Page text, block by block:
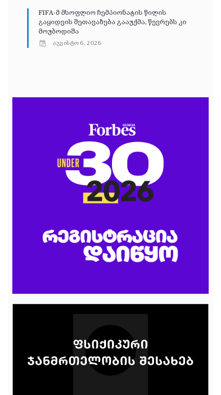
FIFA-მ მსოფლიო ჩემპიონატის წილის
გაყიდვის შეთავაზება გააუქმა, წევრებს კი
მოუბოდიშა
აგვისტო 6, 2026